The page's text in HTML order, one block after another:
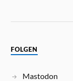
FOLGEN
Mastodon